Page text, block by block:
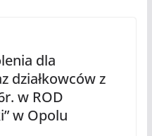
dla
działkowców z
w ROD
w Opolu